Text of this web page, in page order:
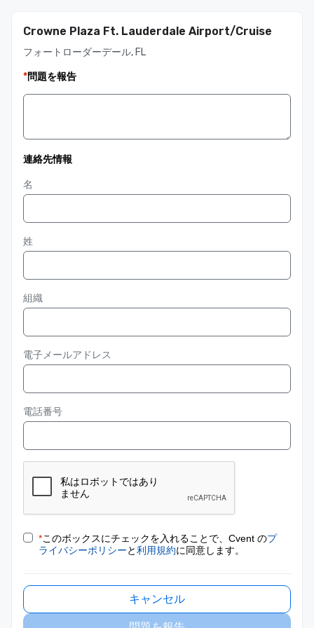
Crowne Plaza Ft. Lauderdale Airport/Cruise
フォートローダーデール, FL
*問題を報告
連絡先情報
名
姓
組織
電子メールアドレス
電話番号
*このボックスにチェックを入れることで、Cvent のプ
ライバシーポリシーと利用規約に同意します。
キャンセル